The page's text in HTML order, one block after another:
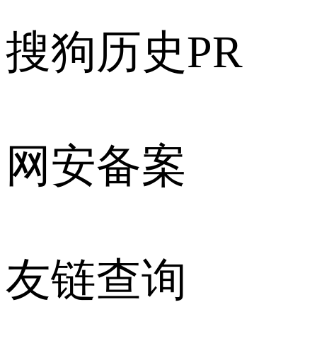
搜狗历史PR
网安备案
友链查询